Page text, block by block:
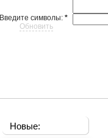
Введите символы:*
Обновить
Новые: